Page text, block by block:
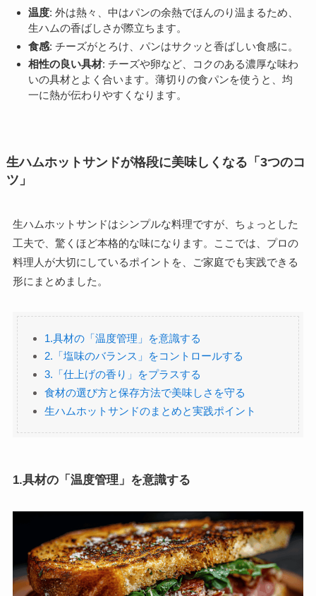
温度: 外は熱々、中はパンの余熱でほんのり温まるため、
生ハムの香ばしさが際立ちます。
食感: チーズがとろけ、パンはサクッと香ばしい食感に。
相性の良い具材: チーズや卵など、コクのある濃厚な味わ
いの具材とよく合います。薄切りの食パンを使うと、均
一に熱が伝わりやすくなります。
生ハムホットサンドが格段に美味しくなる「3つのコ
ツ」
生ハムホットサンドはシンプルな料理ですが、ちょっとした
工夫で、驚くほど本格的な味になります。ここでは、プロの
料理人が大切にしているポイントを、ご家庭でも実践できる
形にまとめました。
1.具材の「温度管理」を意識する
2.「塩味のバランス」をコントロールする
3.「仕上げの香り」をプラスする
食材の選び方と保存方法で美味しさを守る
生ハムホットサンドのまとめと実践ポイント
1.具材の「温度管理」を意識する